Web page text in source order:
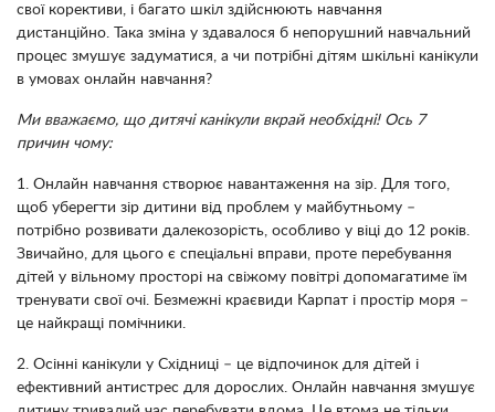
свої корективи, і багато шкіл здійснюють навчання
дистанційно. Така зміна у здавалося б непорушний навчальний
процес змушує задуматися, а чи потрібні дітям шкільні канікули
в умовах онлайн навчання?
Ми вважаємо, що дитячі канікули вкрай необхідні! Ось 7
причин чому:
1. Онлайн навчання створює навантаження на зір. Для того,
щоб уберегти зір дитини від проблем у майбутньому –
потрібно розвивати далекозорість, особливо у віці до 12 років.
Звичайно, для цього є спеціальні вправи, проте перебування
дітей у вільному просторі на свіжому повітрі допомагатиме їм
тренувати свої очі. Безмежні краєвиди Карпат і простір моря –
це найкращі помічники.
2. Осінні канікули у Східниці – це відпочинок для дітей і
ефективний антистрес для дорослих. Онлайн навчання змушує